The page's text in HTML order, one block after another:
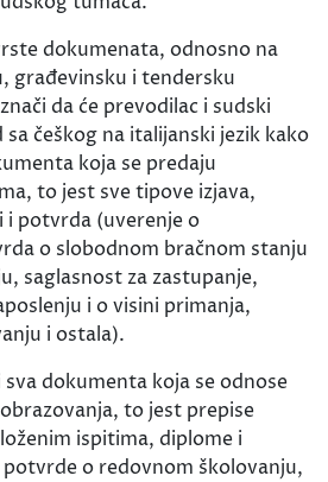
dokumenata, odnosno na
građevinsku i tendersku
da će prevodilac i sudski
češkog na italijanski jezik kako
koja se predaju
to jest sve tipove izjava,
i potvrda (uverenje o
o slobodnom bračnom stanju
saglasnost za zastupanje,
i o visini primanja,
i ostala).
dokumenta koja se odnose
to jest prepise
ispitima, diplome i
o redovnom školovanju,